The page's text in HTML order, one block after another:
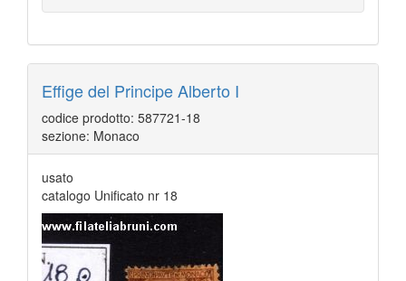
Effige del Principe Alberto I
codice prodotto: 587721-18
sezione: Monaco
usato
catalogo Unificato nr 18